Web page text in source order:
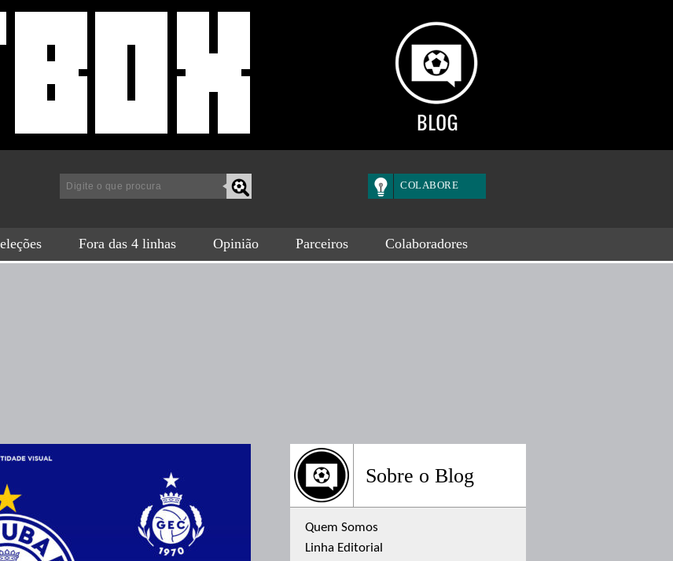
COLABORE
a
Fora das 4 linhas Opinião Parceiros Colaboradores
Sobre o Blog
Quem Somos
Linha Editorial